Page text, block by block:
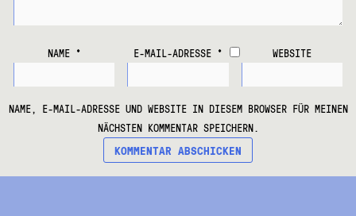
NAME * E-MAIL-ADRESSE * WEBSITE
NAME, E-MAIL-ADRESSE UND WEBSITE IN DIESEM BROWSER FÜR MEINEN
NÄCHSTEN KOMMENTAR SPEICHERN.